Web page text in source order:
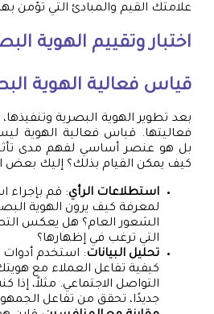
علامتك القيم والمبادئ التي تؤمن
اختبار وتقييم الهوية
قياس فعالية الهوية
بعد تطوير الهوية البصرية وتنفيذها،
فعاليتها. قياس فعالية الهوية
بل هو عنصر أساسي لفهم مدى
كيف يمكن القيام بذلك؟ إليك بعض
استطلاعات الرأي: قم بإجراء
لمعرفة كيف يرون الهوية
الشعور العام؟ هل يعكس
التي ترغب في إظهارها؟
تحليل البيانات: استخدم أدوات
كيفية تفاعل العملاء مع
التواصل الاجتماعي. مثلاً،
جديدًا، تحقق من تفاعل